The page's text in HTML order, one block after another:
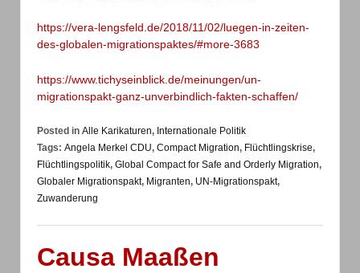
https://vera-lengsfeld.de/2018/11/02/luegen-in-zeiten-
des-globalen-migrationspaktes/#more-3683
https://www.tichyseinblick.de/meinungen/un-
migrationspakt-ganz-unverbindlich-fakten-schaffen/
Posted in Alle Karikaturen, Internationale Politik
Tags: Angela Merkel CDU, Compact Migration, Flüchtlingskrise,
Flüchtlingspolitik, Global Compact for Safe and Orderly Migration,
Globaler Migrationspakt, Migranten, UN-Migrationspakt,
Zuwanderung
Causa Maaßen